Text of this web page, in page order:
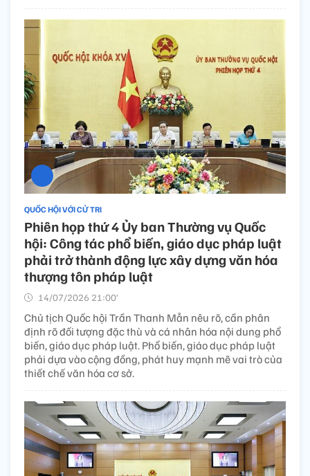
QUỐC HỘI VỚI CỬ TRI
Phiên họp thứ 4 Ủy ban Thường vụ Quốc
hội: Công tác phổ biến, giáo dục pháp luật
phải trở thành động lực xây dựng văn hóa
thượng tôn pháp luật
14/07/2026 21:00’
Chủ tịch Quốc hội Trần Thanh Mẫn nêu rõ, cần phân
định rõ đối tượng đặc thù và cá nhân hóa nội dung phổ
biến, giáo dục pháp luật. Phổ biến, giáo dục pháp luật
phải dựa vào cộng đồng, phát huy mạnh mẽ vai trò của
thiết chế văn hóa cơ sở.